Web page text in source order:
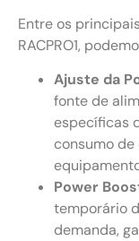
Entre os
RACPRO1,
Ajuste da
fonte de
específicas
consumo
Power
temporário
demanda,